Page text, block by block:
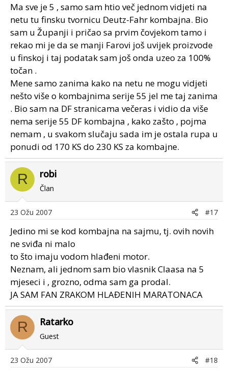
Ma sve je 5 , samo sam htio več jednom vidjeti na
netu tu finsku tvornicu Deutz-Fahr kombajna. Bio
sam u Županji i pričao sa prvim čovjekom tamo i
rekao mi je da se manji Farovi još uvijek proizvode
u finskoj i taj podatak sam još onda uzeo za 100%
točan .
Mene samo zanima kako na netu ne mogu vidjeti
nešto više o kombajnima serije 55 jel me taj zanima
. Bio sam na DF stranicama večeras i vidio da više
nema serije 55 DF kombajna , kako zašto , pojma
nemam , u svakom slučaju sada im je ostala rupa u
ponudi od 170 KS do 230 KS za kombajne.
R robi
Član
23 Ožu 2007 #17
Jedino mi se kod kombajna na sajmu, tj. ovih novih
ne sviđa ni malo
to što imaju vodom hlađeni motor.
Neznam, ali jednom sam bio vlasnik Claasa na 5
mjeseci i , grozno, odma sam ga prodal.
JA SAM FAN ZRAKOM HLAĐENIH MARATONACA
R Ratarko
Guest
23 Ožu 2007 #18